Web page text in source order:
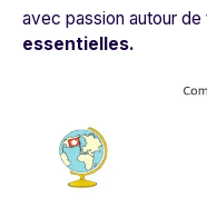
avec passion autour de
essentielles.